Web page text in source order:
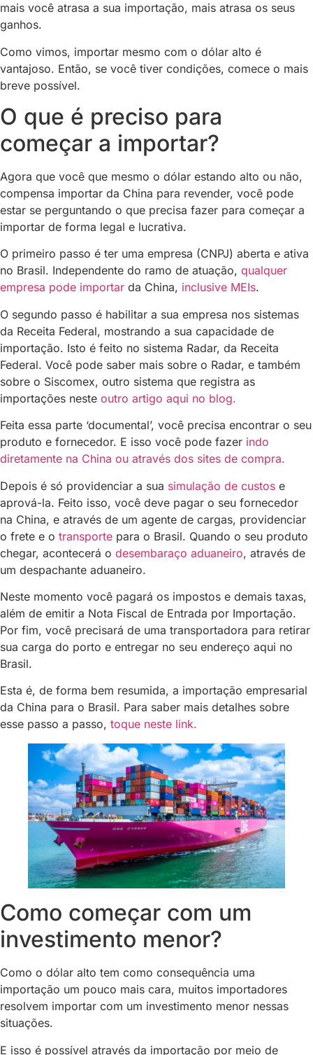
mais você atrasa a sua importação, mais atrasa os seus
ganhos.
Como vimos, importar mesmo com o dólar alto é
vantajoso. Então, se você tiver condições, comece o mais
breve possível.
O que é preciso para
começar a importar?
Agora que você que mesmo o dólar estando alto ou não,
compensa importar da China para revender, você pode
estar se perguntando o que precisa fazer para começar a
importar de forma legal e lucrativa.
O primeiro passo é ter uma empresa (CNPJ) aberta e ativa
no Brasil. Independente do ramo de atuação, qualquer
empresa pode importar da China, inclusive MEIs.
O segundo passo é habilitar a sua empresa nos sistemas
da Receita Federal, mostrando a sua capacidade de
importação. Isto é feito no sistema Radar, da Receita
Federal. Você pode saber mais sobre o Radar, e também
sobre o Siscomex, outro sistema que registra as
importações neste outro artigo aqui no blog.
Feita essa parte ‘documental’, você precisa encontrar o seu
produto e fornecedor. E isso você pode fazer indo
diretamente na China ou através dos sites de compra.
Depois é só providenciar a sua simulação de custos e
aprová-la. Feito isso, você deve pagar o seu fornecedor
na China, e através de um agente de cargas, providenciar
o frete e o transporte para o Brasil. Quando o seu produto
chegar, acontecerá o desembaraço aduaneiro, através de
um despachante aduaneiro.
Neste momento você pagará os impostos e demais taxas,
além de emitir a Nota Fiscal de Entrada por Importação.
Por fim, você precisará de uma transportadora para retirar
sua carga do porto e entregar no seu endereço aqui no
Brasil.
Esta é, de forma bem resumida, a importação empresarial
da China para o Brasil. Para saber mais detalhes sobre
esse passo a passo, toque neste link.
Como começar com um
investimento menor?
Como o dólar alto tem como consequência uma
importação um pouco mais cara, muitos importadores
resolvem importar com um investimento menor nessas
situações.
E isso é possível através da importação por meio de